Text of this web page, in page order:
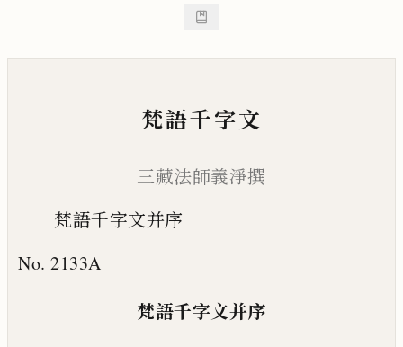
梵語千字文
三藏法師義淨撰
梵語千字文并序
No. 2133A
梵語千字文并序